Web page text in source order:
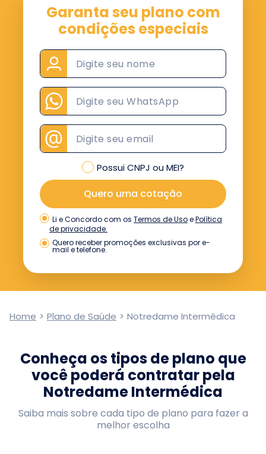
Garanta seu plano com
condições especiais
Possui CNPJ ou MEI?
Quero uma cotação
Li e Concordo com os Termos de UsoePolítica
de privacidade.
Quero receber promoções exclusivas por e-
mail e telefone.
Home > Plano de Saúde > Notredame Intermédica
Conheça os tipos de plano que
você poderá contratar pela
Notredame Intermédica
Saiba mais sobre cada tipo de plano para fazer a
melhor escolha